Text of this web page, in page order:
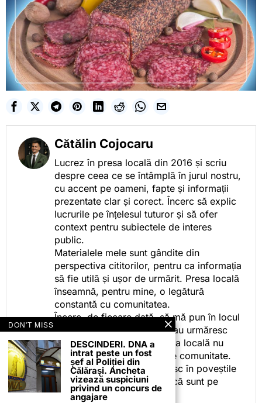
Cătălin Cojocaru
Lucrez în presa locală din 2016 și scriu
despre ceea ce se întâmplă în jurul nostru,
cu accent pe oameni, fapte și informații
prezentate clar și corect. Încerc să explic
lucrurile pe înțelesul tuturor și să ofer
context pentru subiectele de interes
public.
Materialele mele sunt gândite din
perspectiva cititorilor, pentru ca informația
să fie utilă și ușor de urmărit. Presa locală
înseamnă, pentru mine, o legătură
constantă cu comunitatea.
Încerc, de fiecare dată, să mă pun în locul
celor care citesc, privesc sau urmăresc
ceea ce fac. Pentru că presa locală nu
este despre mine, ci despre comunitate.
Iar dacă oamenii se regăsesc în poveștile
pe care le spun, înseamnă că sunt pe
drumul bun.
DON'T MISS
DESCINDERI. DNA a
intrat peste un fost
șef al Poliției din
Călărași. Ancheta
vizează suspiciuni
privind un concurs de
angajare